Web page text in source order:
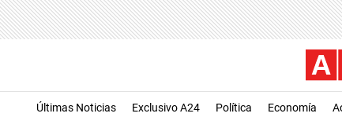
Últimas Noticias Exclusivo A24 Política Economía